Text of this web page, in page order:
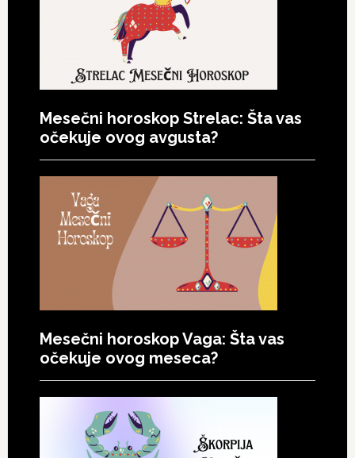
Mesečni horoskop Strelac: Šta vas
očekuje ovog avgusta?
Mesečni horoskop Vaga: Šta vas
očekuje ovog meseca?